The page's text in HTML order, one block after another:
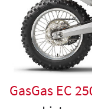
GasGas EC